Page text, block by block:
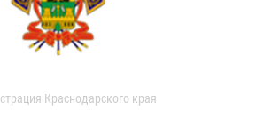
Краснодарского края